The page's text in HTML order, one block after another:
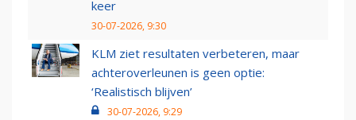
keer
30-07-2026, 9:30
KLM ziet resultaten verbeteren, maar
achteroverleunen is geen optie:
‘Realistisch blijven’
30-07-2026, 9:29